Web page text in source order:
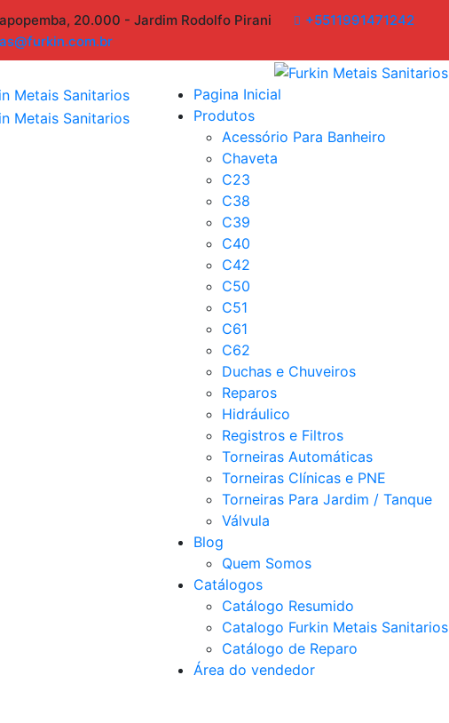
20.000 - Jardim Rodolfo Pirani
+5511991471242
Pagina Inicial
Produtos
Acessório Para Banheiro
Chaveta
C23
C38
C39
C40
C42
C50
C51
C61
C62
Duchas e Chuveiros
Reparos
Hidráulico
Registros e Filtros
Torneiras Automáticas
Torneiras Clínicas e PNE
Torneiras Para Jardim / Tanque
Válvula
Blog
Quem Somos
Catálogos
Catálogo Resumido
Catalogo Furkin Metais Sanitarios
Catálogo de Reparo
Área do vendedor